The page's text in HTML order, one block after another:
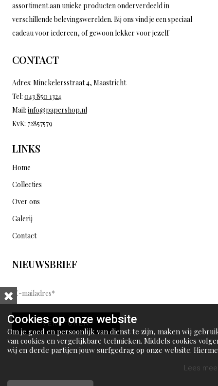
assortiment aan unieke producten onderverdeeld in
verschillende belevingswerelden. Bij ons vind je een speciaal
cadeau voor iedereen, of gewoon lekker voor jezelf
CONTACT
Adres: Minckelersstraat 4, Maastricht
Tel: 043 850 1324
Mail: info@papershop.nl
KvK: 72857579
LINKS
Home
Collecties
Over ons
Galerij
Contact
NIEUWSBRIEF
E
-
m
a
i
l
d
VERSTUREN
Cookies op onze website
Om je goed en persoonlijk van dienst te zijn, maken wij
van cookies en vergelijkbare technieken. Middels cookies
wij en derde partijen jouw surfgedrag op onze website.
Lees